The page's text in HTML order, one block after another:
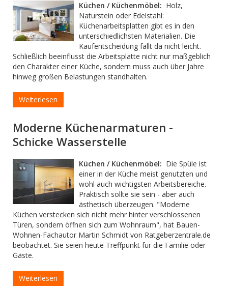
Küchen / Küchenmöbel: Holz,
Naturstein oder Edelstahl:
Küchenarbeitsplatten gibt es in den
unterschiedlichsten Materialien. Die
Kaufentscheidung fällt da nicht leicht.
Schließlich beeinflusst die Arbeitsplatte nicht nur maßgeblich
den Charakter einer Küche, sondern muss auch über Jahre
hinweg großen Belastungen standhalten.
Weiterlesen
Moderne Küchenarmaturen -
Schicke Wasserstelle
Küchen / Küchenmöbel: Die Spüle ist
einer in der Küche meist genutzten und
wohl auch wichtigsten Arbeitsbereiche.
Praktisch sollte sie sein - aber auch
ästhetisch überzeugen. "Moderne
Küchen verstecken sich nicht mehr hinter verschlossenen
Türen, sondern öffnen sich zum Wohnraum", hat Bauen-
Wohnen-Fachautor Martin Schmidt von Ratgeberzentrale.de
beobachtet. Sie seien heute Treffpunkt für die Familie oder
Gäste.
Weiterlesen